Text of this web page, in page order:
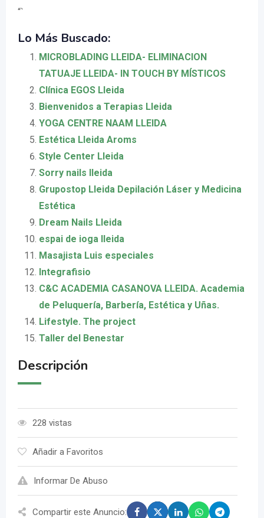
“`
Lo Más Buscado:
MICROBLADING LLEIDA- ELIMINACION
TATUAJE LLEIDA- IN TOUCH BY MÍSTICOS
Clínica EGOS Lleida
Bienvenidos a Terapias Lleida
YOGA CENTRE NAAM LLEIDA
Estética Lleida Aroms
Style Center Lleida
Sorry nails lleida
Grupostop Lleida Depilación Láser y Medicina
Estética
Dream Nails Lleida
espai de ioga lleida
Masajista Luis especiales
Integrafisio
C&C ACADEMIA CASANOVA LLEIDA. Academia
de Peluquería, Barbería, Estética y Uñas.
Lifestyle. The project
Taller del Benestar
Descripción
228 vistas
Añadir a Favoritos
Informar De Abuso
Compartir este Anuncio: